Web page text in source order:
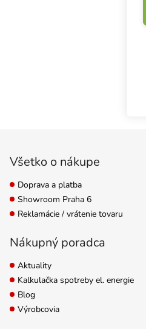
Všetko o nákupe
Doprava a platba
Showroom Praha 6
Reklamácie / vrátenie tovaru
Nákupný poradca
Aktuality
Kalkulačka spotreby el. energie
Blog
Výrobcovia